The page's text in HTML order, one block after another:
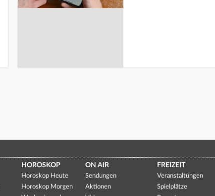
HOROSKOP
Horoskop Heute
Horoskop Morgen
ON AIR
Sendungen
Aktionen
FREIZEIT
Veranstaltungen
Spielplätze